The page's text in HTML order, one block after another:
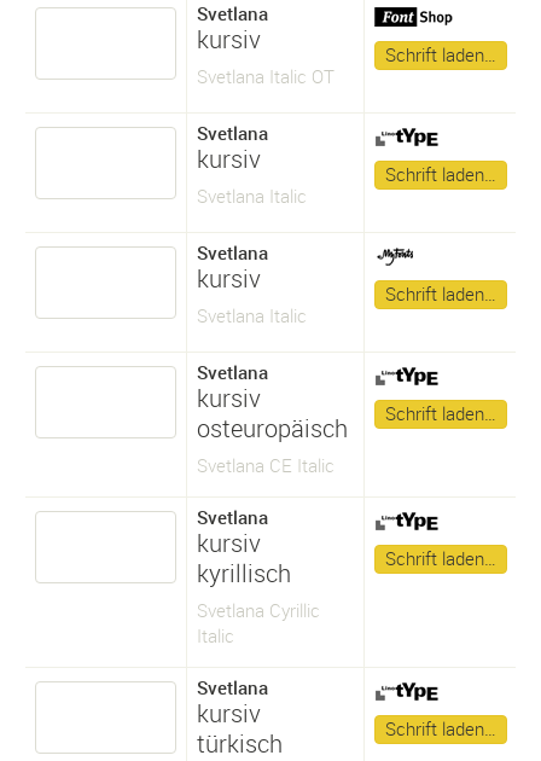
Svetlana
kursiv
Svetlana Italic OT
Schrift laden…
Svetlana
kursiv
Svetlana Italic
Schrift laden…
Svetlana
kursiv
Svetlana Italic
Schrift laden…
Svetlana
kursiv
osteuropäisch
Svetlana CE Italic
Schrift laden…
Svetlana
kursiv
kyrillisch
Svetlana Cyrillic
Italic
Schrift laden…
Svetlana
kursiv
türkisch
Schrift laden…